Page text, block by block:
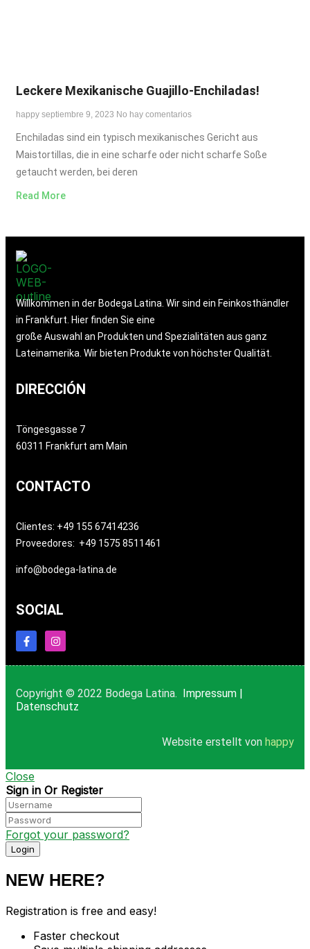
Leckere Mexikanische Guajillo-Enchiladas!
happy septiembre 9, 2023 No hay comentarios
Enchiladas sind ein typisch mexikanisches Gericht aus
Maistortillas, die in eine scharfe oder nicht scharfe Soße
getaucht werden, bei deren
Read More
Willkommen in der Bodega Latina. Wir sind ein Feinkosthändler
in Frankfurt. Hier finden Sie eine
große Auswahl an Produkten und Spezialitäten aus ganz
Lateinamerika. Wir bieten Produkte von höchster Qualität.
DIRECCIÓN
Töngesgasse 7
60311 Frankfurt am Main
CONTACTO
Clientes: +49 155 67414236
Proveedores: +49 1575 8511461
info@bodega-latina.de
SOCIAL
Copyright © 2022 Bodega Latina. Impressum |
Datenschutz
Website erstellt von happy
Close
Sign in Or Register
Forgot your password?
NEW HERE?
Registration is free and easy!
Faster checkout